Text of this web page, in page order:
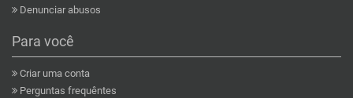
Denunciar abusos
Para você
Criar uma conta
Perguntas frequêntes